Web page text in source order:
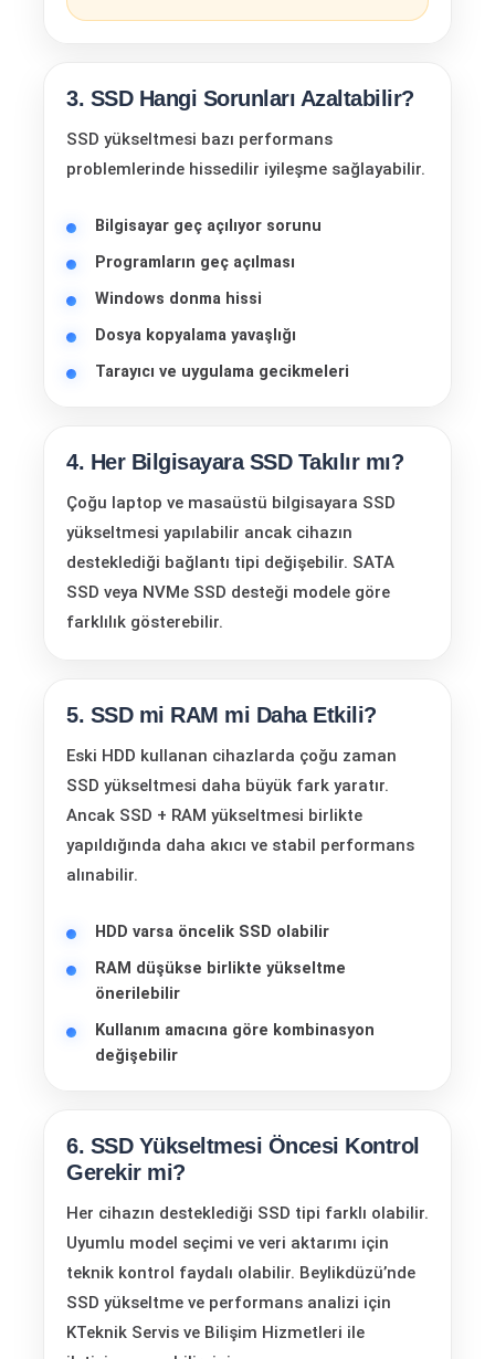
3. SSD Hangi Sorunları Azaltabilir?
SSD yükseltmesi bazı performans
problemlerinde hissedilir iyileşme sağlayabilir.
Bilgisayar geç açılıyor sorunu
Programların geç açılması
Windows donma hissi
Dosya kopyalama yavaşlığı
Tarayıcı ve uygulama gecikmeleri
4. Her Bilgisayara SSD Takılır mı?
Çoğu laptop ve masaüstü bilgisayara SSD
yükseltmesi yapılabilir ancak cihazın
desteklediği bağlantı tipi değişebilir. SATA
SSD veya NVMe SSD desteği modele göre
farklılık gösterebilir.
5. SSD mi RAM mi Daha Etkili?
Eski HDD kullanan cihazlarda çoğu zaman
SSD yükseltmesi daha büyük fark yaratır.
Ancak SSD + RAM yükseltmesi birlikte
yapıldığında daha akıcı ve stabil performans
alınabilir.
HDD varsa öncelik SSD olabilir
RAM düşükse birlikte yükseltme
önerilebilir
Kullanım amacına göre kombinasyon
değişebilir
6. SSD Yükseltmesi Öncesi Kontrol
Gerekir mi?
Her cihazın desteklediği SSD tipi farklı olabilir.
Uyumlu model seçimi ve veri aktarımı için
teknik kontrol faydalı olabilir. Beylikdüzü’nde
SSD yükseltme ve performans analizi için
KTeknik Servis ve Bilişim Hizmetleri ile